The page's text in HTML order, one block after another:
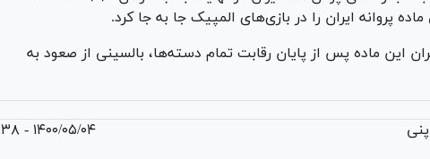
ماده پروانه ایران را در بازی‌های المپیک جا به جا کرد.
این ماده پس از پایان رقابت تمام دسته‌ها، بالسینی از صعود به
۱۴۰۰/۰۵/۰۴ - ۱۳:۳۸